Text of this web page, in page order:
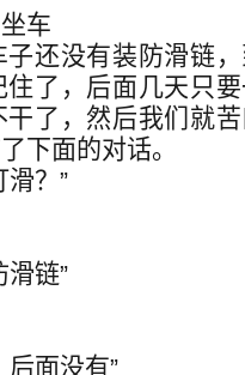
车
还没有装防滑链
了，后面几天只
了，然后我们就
下面的对话。
滑？”
滑链”
后面没有”